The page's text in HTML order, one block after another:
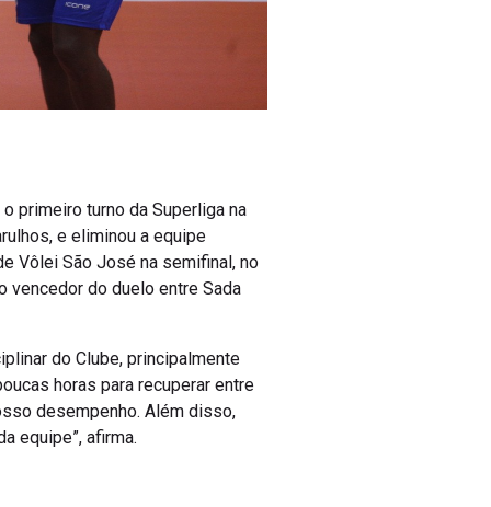
primeiro turno da Superliga na
e eliminou a equipe
Vôlei São José na semifinal, no
vencedor do duelo entre Sada
do Clube, principalmente
horas para recuperar entre
desempenho. Além disso,
equipe”, afirma.